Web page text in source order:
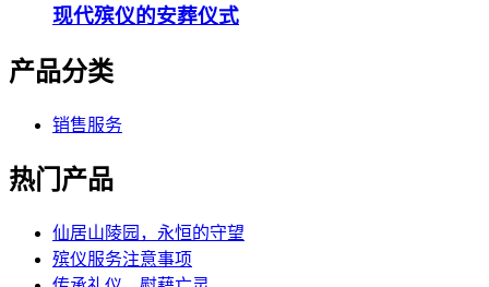
现代殡仪的安葬仪式
产品分类
销售服务
热门产品
仙居山陵园，永恒的守望
殡仪服务注意事项